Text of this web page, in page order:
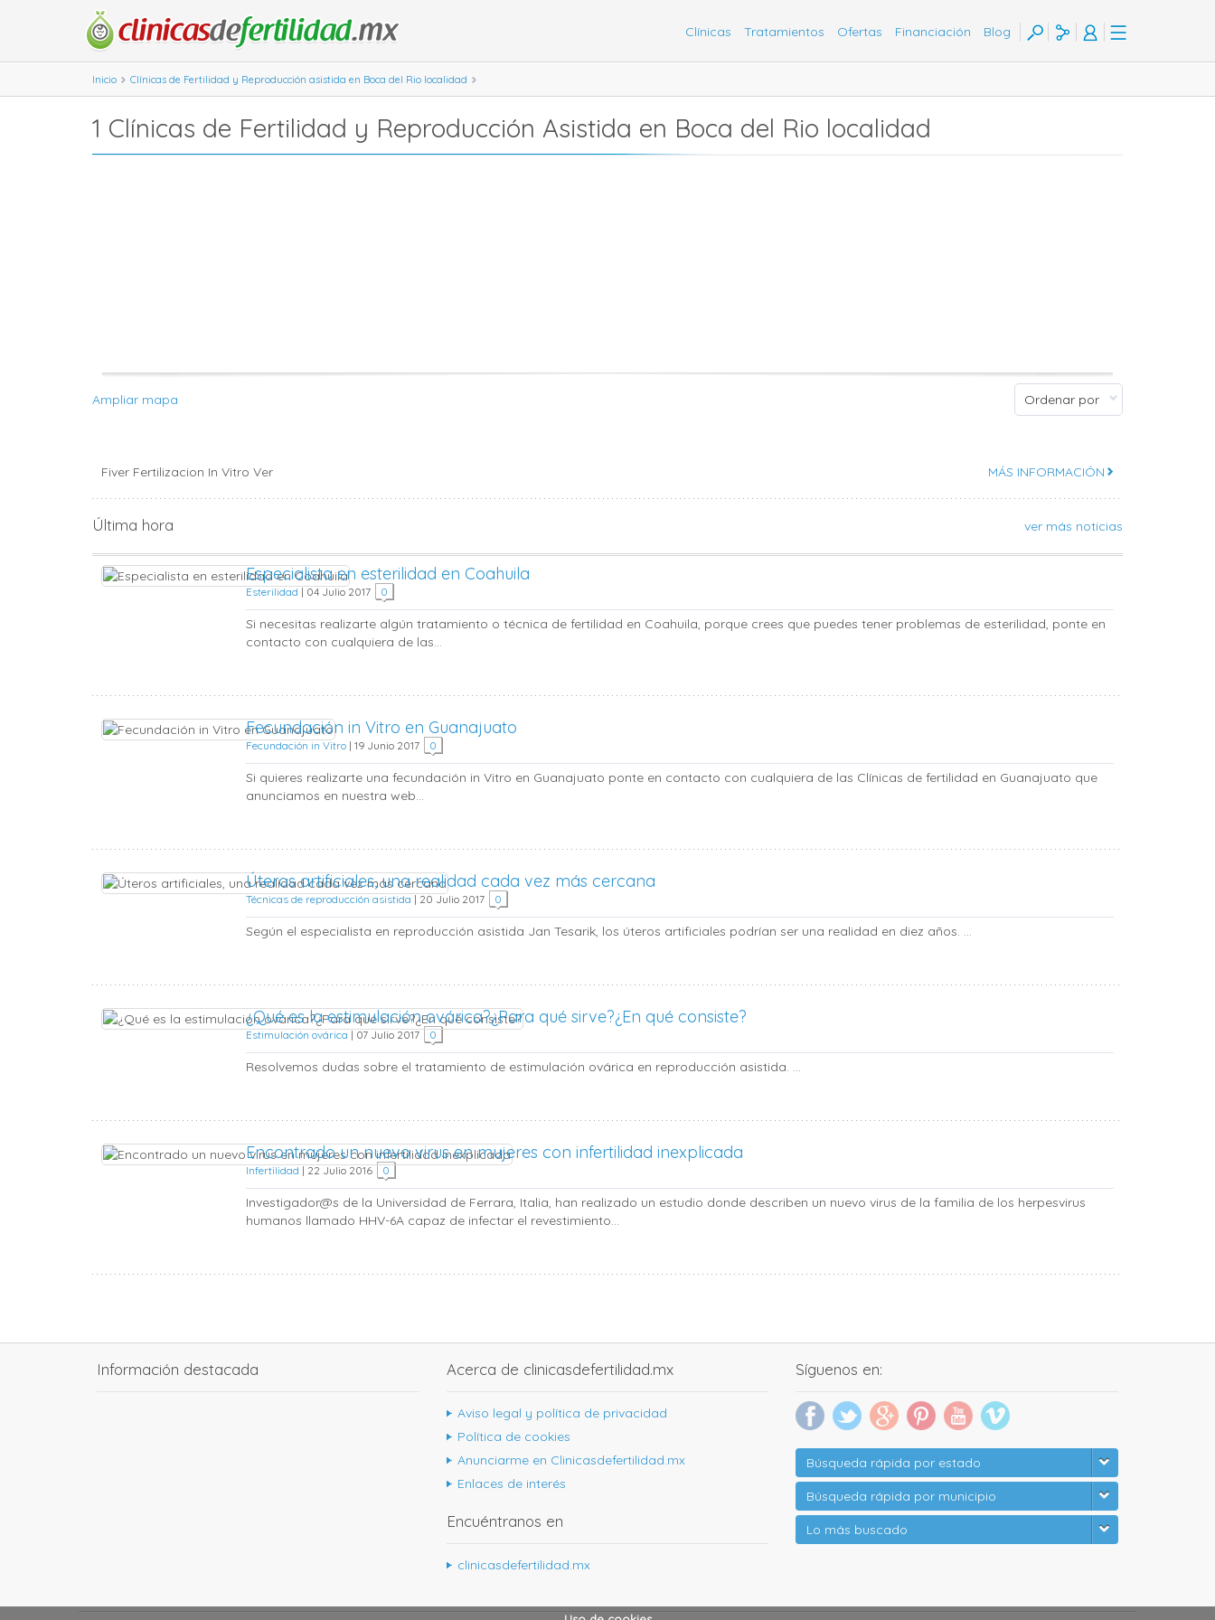
Clínicas Tratamientos Ofertas Financiación Blog
Inicio Clínicas de Fertilidad y Reproducción asistida en Boca del Rio localidad
1 Clínicas de Fertilidad y Reproducción Asistida en Boca del Rio localidad
Ampliar mapa Ordenar por
Fiver Fertilizacion In Vitro Ver MÁS INFORMACIÓN
Última hora ver más noticias
Especialista en esterilidad en Coahuila
Esterilidad | 04 Julio 2017 0
Si necesitas realizarte algún tratamiento o técnica de fertilidad en Coahuila, porque crees que puedes tener problemas de esterilidad, ponte en
contacto con cualquiera de las...
Fecundación in Vitro en Guanajuato
Fecundación in Vitro | 19 Junio 2017 0
Si quieres realizarte una fecundación in Vitro en Guanajuato ponte en contacto con cualquiera de las Clínicas de fertilidad en Guanajuato que
anunciamos en nuestra web...
Úteros artificiales, una realidad cada vez más cercana
Técnicas de reproducción asistida | 20 Julio 2017 0
Según el especialista en reproducción asistida Jan Tesarik, los úteros artificiales podrían ser una realidad en diez años. ...
¿Qué es la estimulación ovárica?¿Para qué sirve?¿En qué consiste?
Estimulación ovárica | 07 Julio 2017 0
Resolvemos dudas sobre el tratamiento de estimulación ovárica en reproducción asistida. ...
Encontrado un nuevo virus en mujeres con infertilidad inexplicada
Infertilidad | 22 Julio 2016 0
Investigador@s de la Universidad de Ferrara, Italia, han realizado un estudio donde describen un nuevo virus de la familia de los herpesvirus
humanos llamado HHV-6A capaz de infectar el revestimiento...
Información destacada Acerca de clinicasdefertilidad.mx
Aviso legal y política de privacidad
Política de cookies
Anunciarme en Clinicasdefertilidad.mx
Enlaces de interés
Encuéntranos en
clinicasdefertilidad.mx
Síguenos en:
Búsqueda rápida por estado
Búsqueda rápida por municipio
Lo más buscado